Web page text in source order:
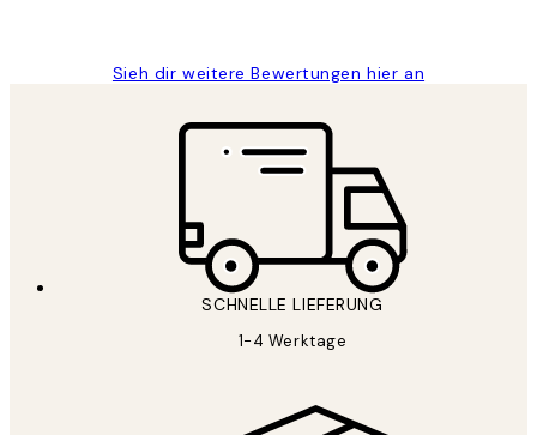
Sieh dir weitere Bewertungen hier an
SCHNELLE LIEFERUNG
1-4 Werktage